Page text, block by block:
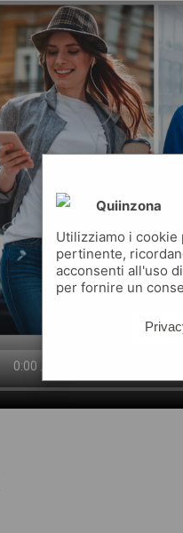
Quiinzona
Utilizziamo i
pertinente,
acconsenti all'uso
per fornire un